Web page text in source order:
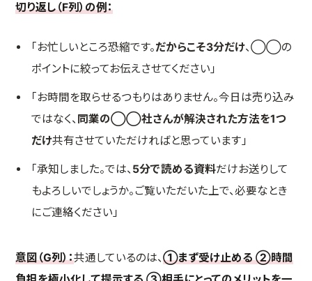
切り返し（F列）の例：
「お忙しいところ恐縮です。だからこそ3分だけ、◯◯の
ポイントに絞ってお伝えさせてください」
「お時間を取らせるつもりはありません。今日は売り込み
ではなく、 同業の◯◯社さんが解決された方法を1つ
だけ共有させていただければと思っています」
「承知しました。では、 5分で読める資料だけお送りして
もよろしいでしょうか。ご覧いただいた上で、必要なとき
にご連絡ください」
意図（G列）：共通しているのは、①まず受け止める ②時間